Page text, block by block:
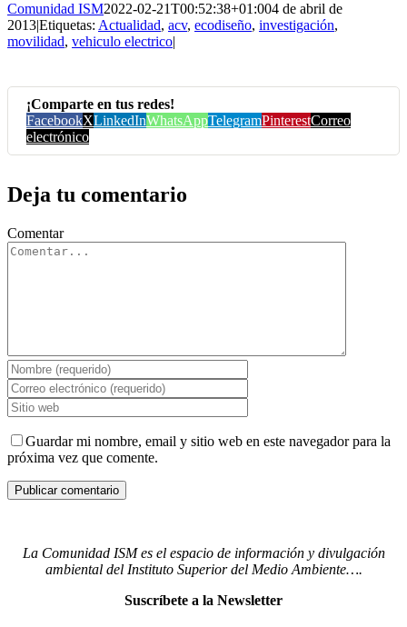
Comunidad ISM2022-02-21T00:52:38+01:004 de abril de
2013|Etiquetas: Actualidad, acv, ecodiseño, investigación,
movilidad, vehiculo electrico|
¡Comparte en tus redes!
FacebookXLinkedInWhatsAppTelegramPinterestCorreo
electrónico
Deja tu comentario
Comentar
Guardar mi nombre, email y sitio web en este navegador para la
próxima vez que comente.
La Comunidad ISM es el espacio de información y divulgación
ambiental del Instituto Superior del Medio Ambiente….
Suscríbete a la Newsletter